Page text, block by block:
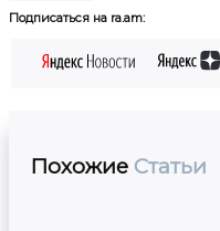
Подписаться на ra.am:
Похожие Статьи